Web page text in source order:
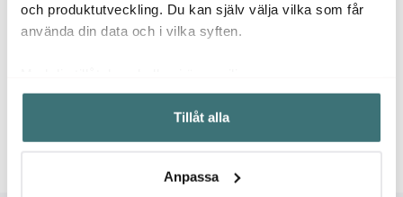
och produktutveckling. Du kan själv välja vilka som får
använda din data och i vilka syften.
Samla in information om din geografiska plats som
kan ha en noggrannhet på upp till flera meter
Identifiera din enhet genom att aktivt skanna den för
Ta reda på mer om hur dina personliga uppgifter
Tillåt alla
Anpassa
Skottsberg